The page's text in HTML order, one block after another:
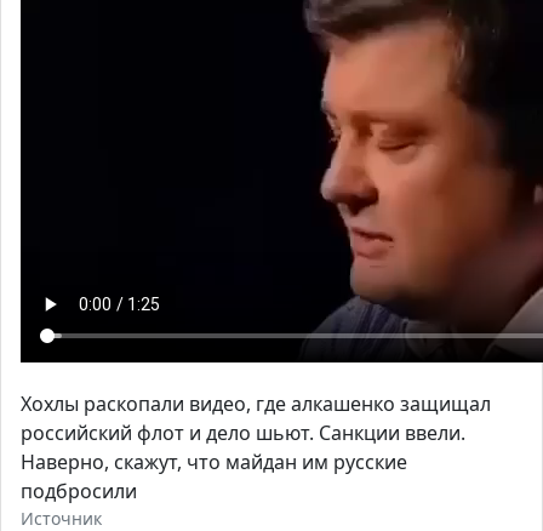
Хохлы раскопали видео, где алкашенко защищал
российский флот и дело шьют. Санкции ввели.
Наверно, скажут, что майдан им русские
подбросили
Источник